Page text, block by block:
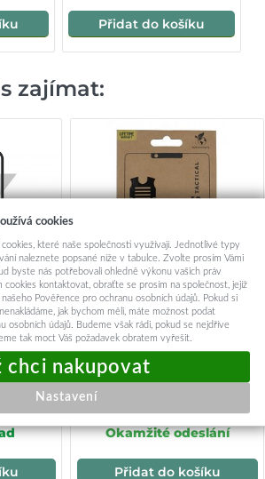
Přidat do košíku
zajímat:
FIXED
přes
Tvrzené sklo Tactical pro
Samsung A55 5D černé
249,-
Okamžité odeslání
Přidat do košíku
cookies
které naše společnosti využívají. Jednotlivé typy
naleznete popsané níže v tabulce. Zvolte prosím Vámi
byste nás potřebovali ohledně výkonu vašich práv
cookies kontaktovat, obraťte se prosím na společnost, jejíž
Pověřence pro ochranu osobních údajů. Pokud si
jak bychom měli, máte možnost podat
osobních údajů. Budeme však rádi, pokud se nejdříve
tak moct Váš požadavek obratem vyřešit.
Nastavení